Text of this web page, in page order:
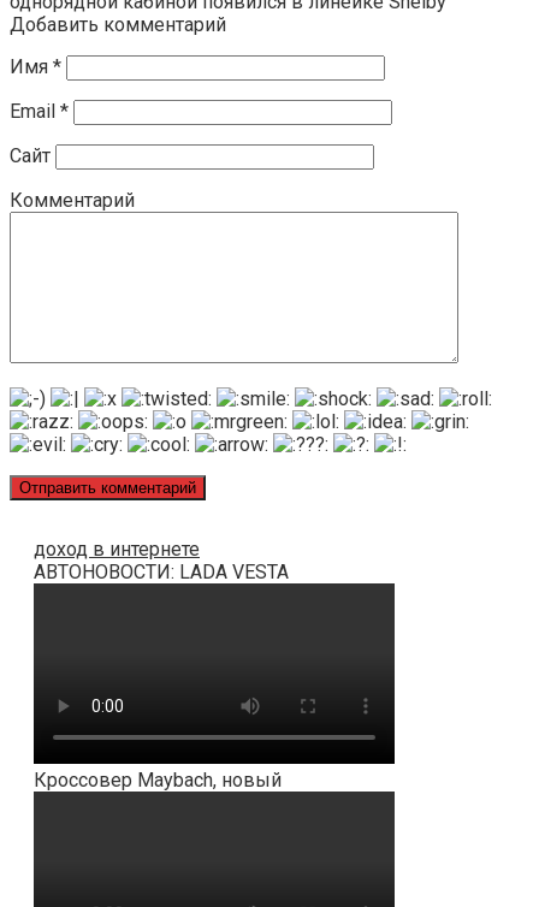
Добавить комментарий
Имя *
Email *
Сайт
Комментарий
доход в интернете
АВТОНОВОСТИ: LADA VESTA
Кроссовер Maybach, новый